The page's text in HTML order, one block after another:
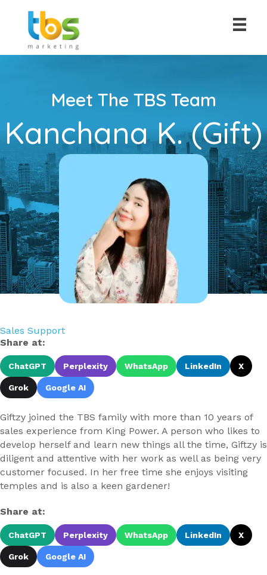
Meet The TBS Team
Kanchana K. (Gift)
Sales Support
Share at:
ChatGPT Perplexity WhatsApp LinkedIn X
Grok Google AI
Giftzy joined the TBS family with more than 10 years of
sales experience from King Power. A person who likes to
develop herself and learn new things all the time, Giftzy is
diligent and attentive with her work as well as being very
customer focused. In her free time she enjoys visiting
temples and is also a keen gardener!
Share at:
ChatGPT Perplexity WhatsApp LinkedIn X
Grok Google AI